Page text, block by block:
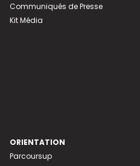
Communiqués de Presse
Kit Média
ORIENTATION
Parcoursup